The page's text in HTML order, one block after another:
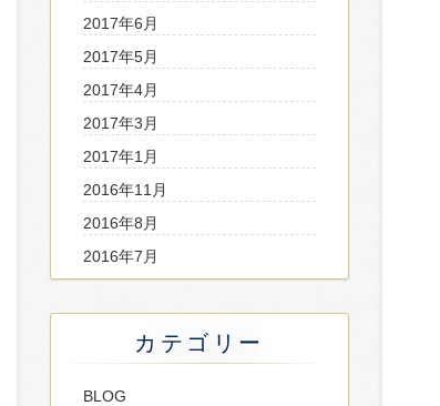
2017年6月
2017年5月
2017年4月
2017年3月
2017年1月
2016年11月
2016年8月
2016年7月
カテゴリー
BLOG